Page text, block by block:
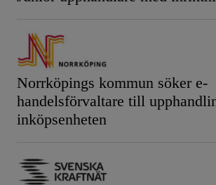
Norrköpings kommun söker e-
handelsförvaltare till
inköpsenheten